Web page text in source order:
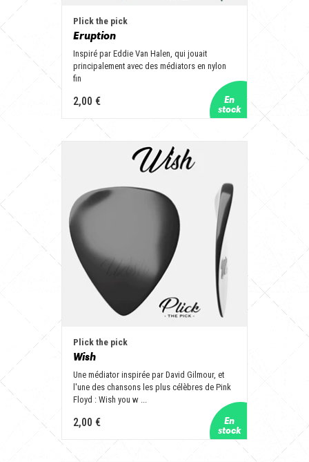
Plick the pick
Eruption
Inspiré par Eddie Van Halen, qui jouait
principalement avec des médiators en nylon
fin
2,00 €
Plick the pick
Wish
Une médiator inspirée par David Gilmour, et
l'une des chansons les plus célèbres de Pink
Floyd : Wish you w ...
2,00 €